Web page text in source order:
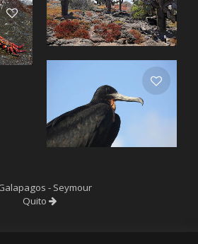
- Seymour
Quito